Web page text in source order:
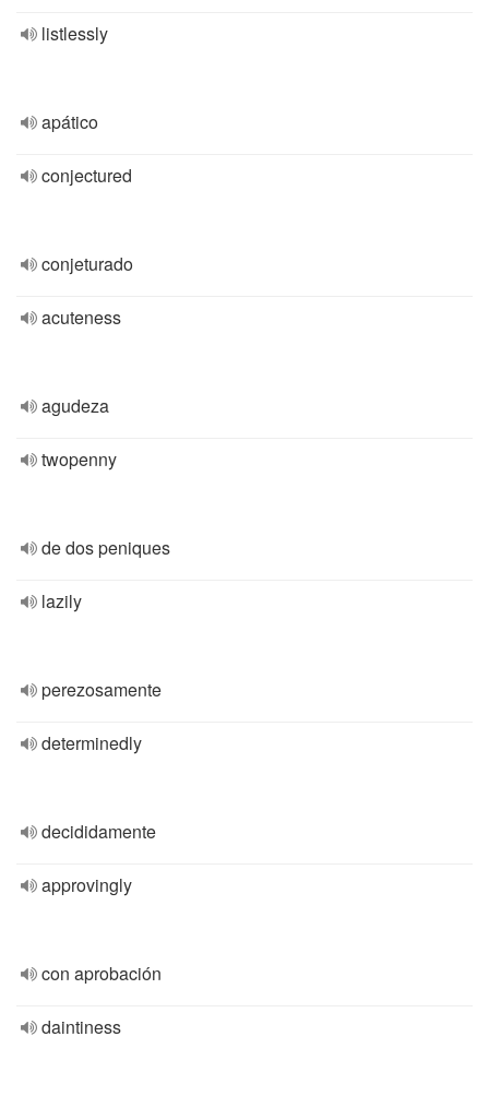
listlessly
apático
conjectured
conjeturado
acuteness
agudeza
twopenny
de dos peniques
lazily
perezosamente
determinedly
decididamente
approvingly
con aprobación
daintiness